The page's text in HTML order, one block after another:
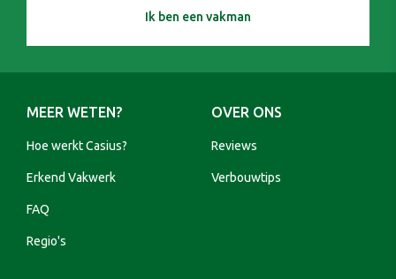
Ik ben een vakman
MEER WETEN?
Hoe werkt Casius?
Erkend Vakwerk
FAQ
Regio's
OVER ONS
Reviews
Verbouwtips